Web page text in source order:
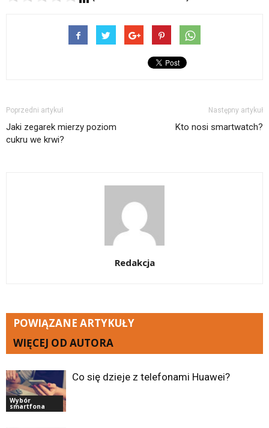
Poprzedni artykuł
Jaki zegarek mierzy poziom
cukru we krwi?
Następny artykuł
Kto nosi smartwatch?
Redakcja
POWIĄZANE ARTYKUŁY
WIĘCEJ OD AUTORA
Wybór
smartfona
Co się dzieje z telefonami Huawei?